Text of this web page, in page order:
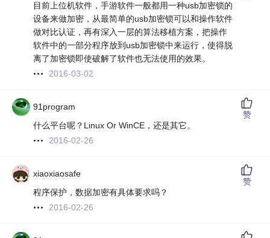
目前上位机软件，手游软件一般都用一种usb加密锁的
设备来做加密，从最简单的usb加密锁可以和操作软件
做对比认证，再有深入一层的算法移植方案，把操作
软件中的一部分程序放到usb加密锁中来运行，使得脱
离了加密锁即使破解了软件也无法使用的效果。
2016-03-02
91program
什么平台呢？Linux Or WinCE，还是其它。
2016-02-26
赞
xiaoxiaosafe
程序保护，数据加密有具体要求吗？
2016-02-26
赞